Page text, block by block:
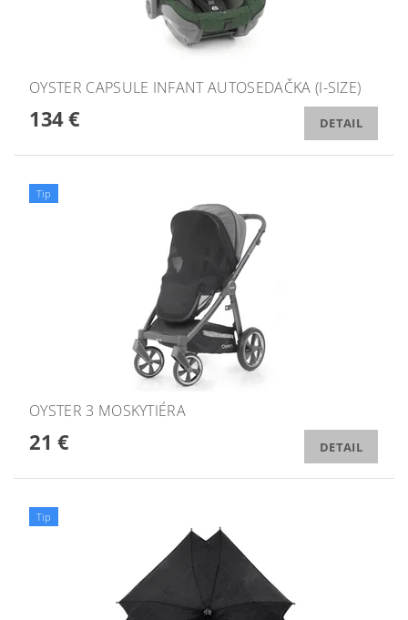
OYSTER CAPSULE INFANT AUTOSEDAČKA (I-SIZE)
134 € DETAIL
Tip
OYSTER 3 MOSKYTIÉRA
21 € DETAIL
Tip